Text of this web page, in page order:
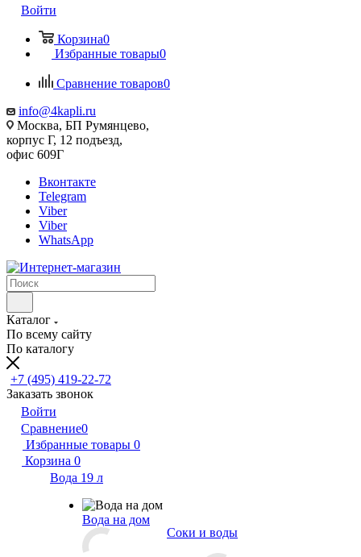
Войти
Корзина0
Избранные товары0
Сравнение товаров0
info@4kapli.ru
Москва, БП Румянцево,
корпус Г, 12 подъезд,
офис 609Г
Вконтакте
Telegram
Viber
Viber
WhatsApp
Каталог
По всему сайту
По каталогу
+7 (495) 419-22-72
Заказать звонок
Войти
Сравнение0
Избранные товары 0
Корзина 0
Вода 19 л
Вода на дом
Соки и воды